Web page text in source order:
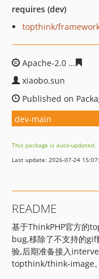
requires (dev)
topthink/
Apache-2.0
xiaobo.sun
Published on
dev-main
This package is auto-updated.
Last update: 2026-07-24
README
基于ThinkPHP官方的
bug,移除了不支持的
验,后期准备接入
topthink/think-image。